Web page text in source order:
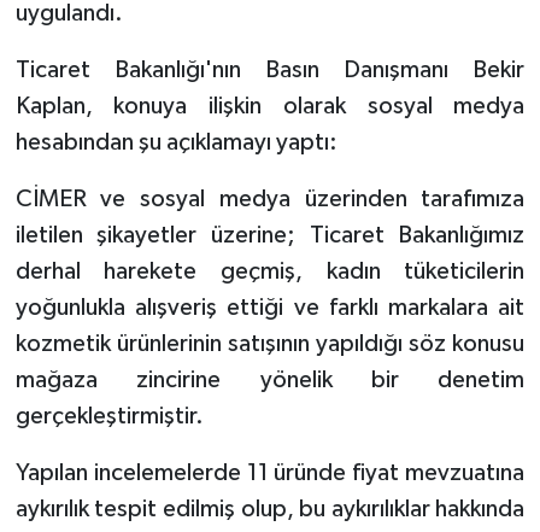
uygulandı.
Ticaret Bakanlığı'nın Basın Danışmanı Bekir
Kaplan, konuya ilişkin olarak sosyal medya
hesabından şu açıklamayı yaptı:
CİMER ve sosyal medya üzerinden tarafımıza
iletilen şikayetler üzerine; Ticaret Bakanlığımız
derhal harekete geçmiş, kadın tüketicilerin
yoğunlukla alışveriş ettiği ve farklı markalara ait
kozmetik ürünlerinin satışının yapıldığı söz konusu
mağaza zincirine yönelik bir denetim
gerçekleştirmiştir.
Yapılan incelemelerde 11 üründe fiyat mevzuatına
aykırılık tespit edilmiş olup, bu aykırılıklar hakkında
KÜLTÜR SANAT